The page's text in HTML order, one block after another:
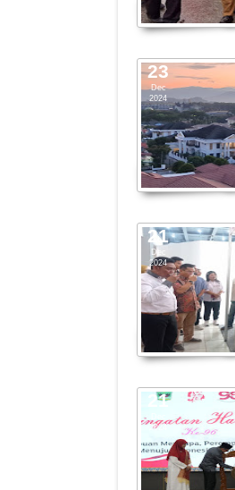
23
Dec
2024
21
Dec
2024
21
2024